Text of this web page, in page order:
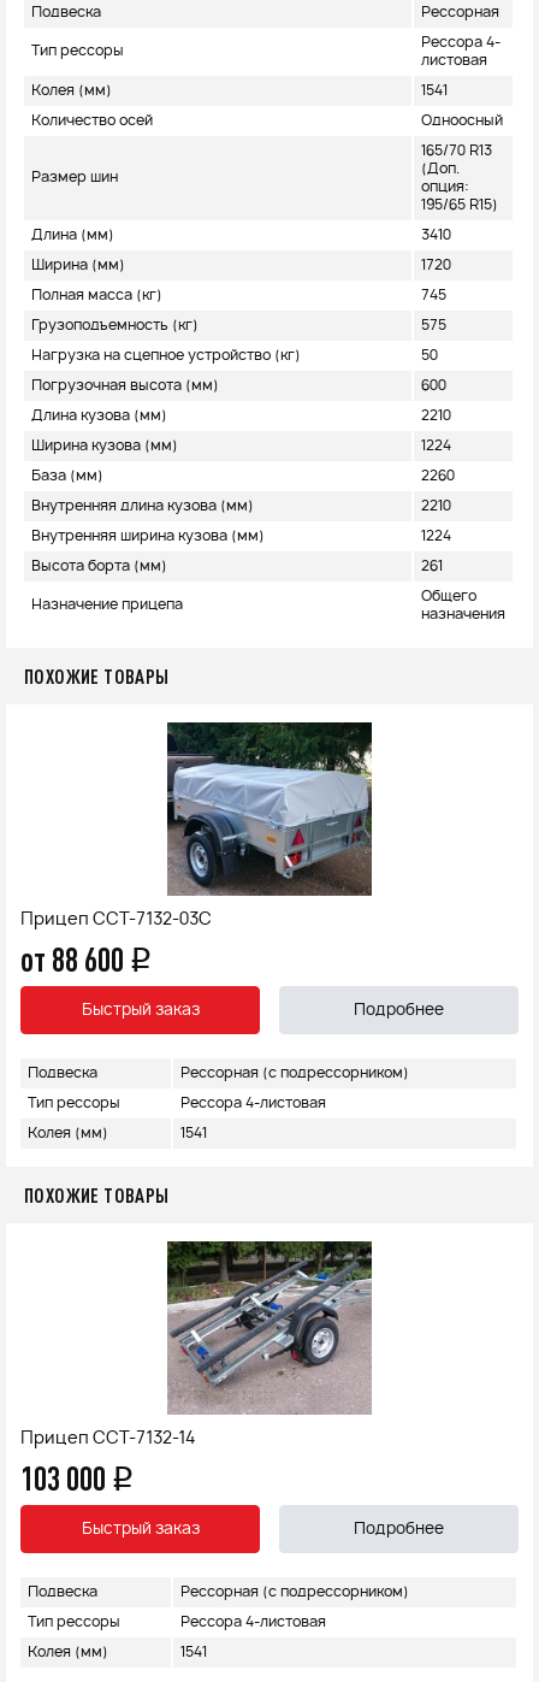
Подвеска Рессорная
Тип рессоры
Рессора 4-
листовая
Колея (мм) 1541
Количество осей Одноосный
Размер шин
165/70 R13
(Доп.
опция:
195/65 R15)
Длина (мм) 3410
Ширина (мм) 1720
Полная масса (кг) 745
Грузоподъемность (кг) 575
Нагрузка на сцепное устройство (кг) 50
Погрузочная высота (мм) 600
Длина кузова (мм) 2210
Ширина кузова (мм) 1224
База (мм) 2260
Внутренняя длина кузова (мм) 2210
Внутренняя ширина кузова (мм) 1224
Высота борта (мм) 261
Назначение прицепа
Общего
назначения
ПОХОЖИЕ ТОВАРЫ
Прицеп ССТ-7132-03С
от 88 600 q
Быстрый заказ Подробнее
Подвеска Рессорная (с подрессорником)
Тип рессоры Рессора 4-листовая
Колея (мм) 1541
ПОХОЖИЕ ТОВАРЫ
Прицеп ССТ-7132-14
103 000 q
Быстрый заказ Подробнее
Подвеска Рессорная (с подрессорником)
Тип рессоры Рессора 4-листовая
Колея (мм) 1541